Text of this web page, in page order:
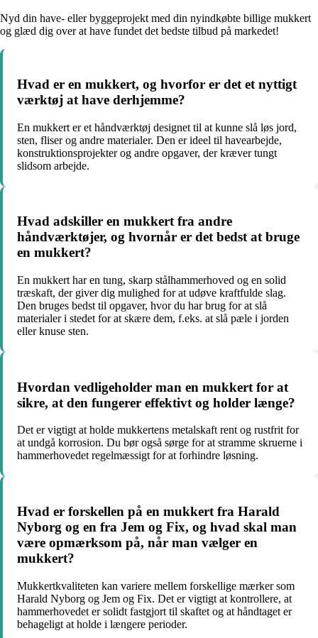
Nyd din have- eller byggeprojekt med din nyindkøbte billige mukkert
og glæd dig over at have fundet det bedste tilbud på markedet!
Hvad er en mukkert, og hvorfor er det et nyttigt
værktøj at have derhjemme?
En mukkert er et håndværktøj designet til at kunne slå løs jord,
sten, fliser og andre materialer. Den er ideel til havearbejde,
konstruktionsprojekter og andre opgaver, der kræver tungt
slidsom arbejde.
Hvad adskiller en mukkert fra andre
håndværktøjer, og hvornår er det bedst at bruge
en mukkert?
En mukkert har en tung, skarp stålhammerhoved og en solid
træskaft, der giver dig mulighed for at udøve kraftfulde slag.
Den bruges bedst til opgaver, hvor du har brug for at slå
materialer i stedet for at skære dem, f.eks. at slå pæle i jorden
eller knuse sten.
Hvordan vedligeholder man en mukkert for at
sikre, at den fungerer effektivt og holder længe?
Det er vigtigt at holde mukkertens metalskaft rent og rustfrit for
at undgå korrosion. Du bør også sørge for at stramme skruerne i
hammerhovedet regelmæssigt for at forhindre løsning.
Hvad er forskellen på en mukkert fra Harald
Nyborg og en fra Jem og Fix, og hvad skal man
være opmærksom på, når man vælger en
mukkert?
Mukkertkvaliteten kan variere mellem forskellige mærker som
Harald Nyborg og Jem og Fix. Det er vigtigt at kontrollere, at
hammerhovedet er solidt fastgjort til skaftet og at håndtaget er
behageligt at holde i længere perioder.